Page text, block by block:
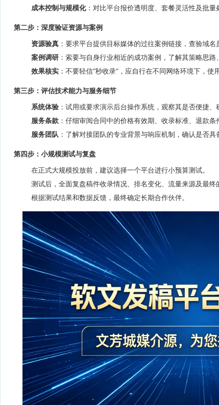
成本控制与规模化：对比平台报价透明度、套餐灵活性及批量
第二步：深度验证资源与案例
资源验真 ：要求平台提供目标媒体的过往案例链接，查验域
案例调研 ：索要与自身行业相近的成功案例，了解其策略思
效果核实 ：不要轻信“秒收录”，应自行在不同网络环境下，
第三步：评估技术能力与服务细节
系统体验 ：试用或要求演示后台操作系统，观察其是否便捷
服务条款 ：仔细审阅合同中的价格有效期、收录标准、退款
服务团队 ：了解对接团队的专业背景与响应机制，确认是否
第四步：小规模测试与复盘
在正式大规模投放前，建议选择一个平台进行小预算测试。
测试后，全面复盘稿件收录情况、排名变化、流量来源及最
根据测试结果和数据反馈，最终确定长期合作伙伴。